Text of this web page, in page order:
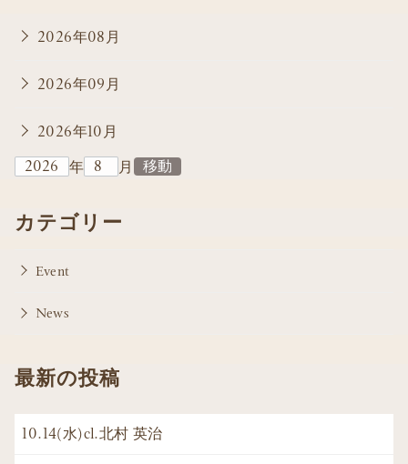
2026年08月
2026年09月
2026年10月
年
月
カテゴリー
Event
News
最新の投稿
10.14(水)cl.北村 英治